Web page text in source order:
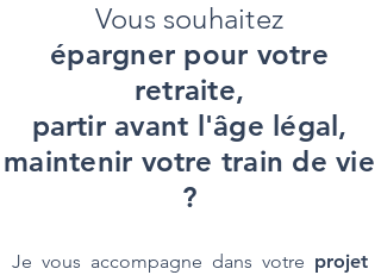
Vous souhaitez
épargner pour votre
retraite,
partir avant l'âge légal,
maintenir votre train de vie
?
Je vous accompagne dans votre projet